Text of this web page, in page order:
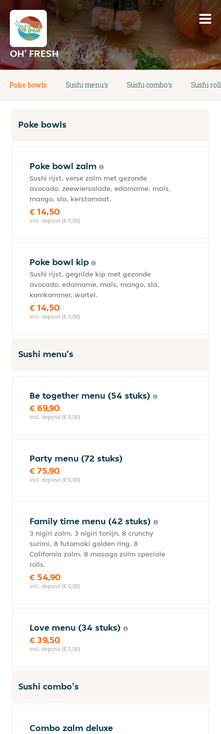
OH' FRESH
Poke bowls Sushi menu's Sushi combo's Sushi
Poke bowls
Poke bowl zalm
Sushi rijst, verse zalm met gezonde
avocado, zeewiersalade, edamame, maïs,
mango, sla, kerstomaat.
€ 14,50
incl. deposit (€ 0,00)
Poke bowl kip
Sushi rijst, gegrilde kip met gezonde
avocado, edamame, maïs, mango, sla,
komkommer, wortel.
€ 14,50
incl. deposit (€ 0,00)
Sushi menu's
Be together menu (54 stuks)
€ 69,90
incl. deposit (€ 0,00)
Party menu (72 stuks)
€ 75,90
incl. deposit (€ 0,00)
Family time menu (42 stuks)
3 nigiri zalm, 3 nigiri tonijn, 8 crunchy
surimi, 8 futomaki golden ring, 8
California zalm, 8 masago zalm speciale
rolls.
€ 54,90
incl. deposit (€ 0,00)
Love menu (34 stuks)
€ 39,50
incl. deposit (€ 0,00)
Sushi combo's
Combo zalm deluxe